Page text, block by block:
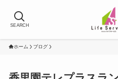
SEARCH
ホーム ブログ